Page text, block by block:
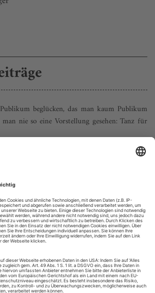
beglücken, das man kaum Publikum
nie so eine Vorstellung gesehen: Tanz für
von morgen. Sie wirken wie heute
sitzt auf Kissen, auf dem Schoß der
den Kopf wie eine runde,
Höhe gereckt. Volle Aufmerksamkeit.
Nein, es ist die Einsteigerkunst
vorn auf der Bühne lassen
Tänzerin und Pädagogin, sondern auch
Ihre Schrift «Mind is as in Motion» ist
die sie an den Ergebnissen von